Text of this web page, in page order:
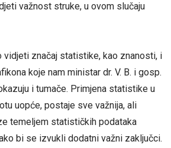
važnost struke, u ovom slučaju
vidjeti značaj statistike, kao znanosti, i
koje nam ministar dr. V. B. i gosp.
i tumače. Primjena statistike u
uopće, postaje sve važnija, ali
temeljem statističkih podataka
bi se izvukli dodatni važni zaključci.